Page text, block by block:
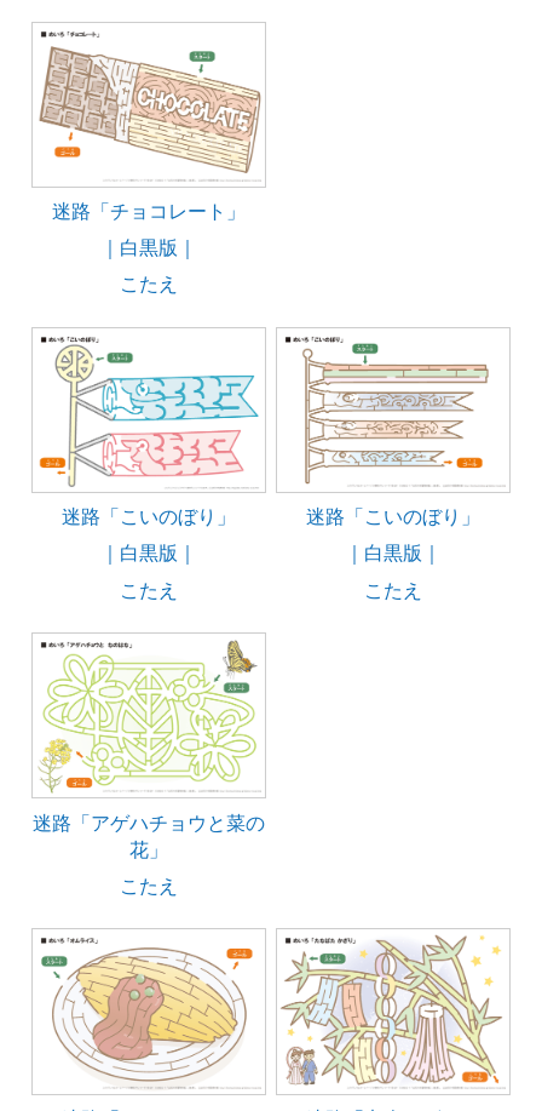
迷路「チョコレート」
｜白黒版｜
こたえ
迷路「こいのぼり」
｜白黒版｜
こたえ
迷路「こいのぼり」
｜白黒版｜
こたえ
迷路「アゲハチョウと菜の
花」
こたえ